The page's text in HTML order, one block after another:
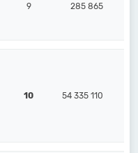
9 285 865
10 54 335 110